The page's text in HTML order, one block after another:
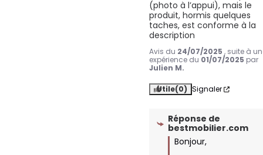
(photo à l’appui), mais le
produit, hormis quelques
taches, est conforme à la
description
Avis du 24/07/2025 , suite à
expérience du 01/07/2025 par
Julien M.
Utile(0) Signaler
Réponse de
bestmobilier.com
Bonjour,